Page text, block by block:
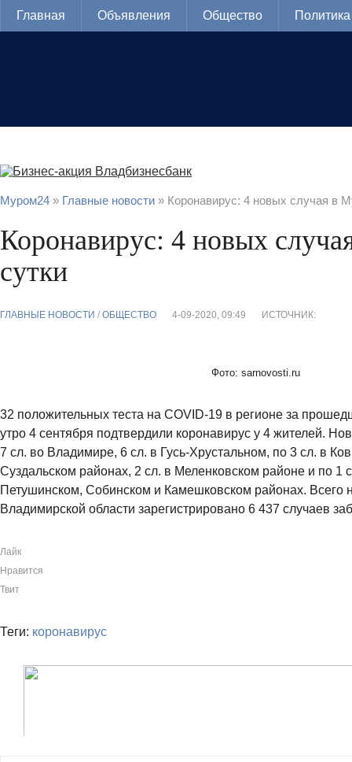
Главная Объявления Общество Политика
Муром24 » Главные новости » Коронавирус: 4 новых случая в
Коронавирус: 4 новых
сутки
ГЛАВНЫЕ НОВОСТИ / ОБЩЕСТВО 4-09-2020, 09:49 ИСТОЧНИК:
Фото: sarnovosti.ru
32 положительных теста на COVID-19 в регионе за
утро 4 сентября подтвердили коронавирус у 4 жителей.
7 сл. во Владимире, 6 сл. в Гусь-Хрустальном, по 3 сл. в
Суздальском районах, 2 сл. в Меленковском районе и по 1
Петушинском, Собинском и Камешковском районах. Всего
Владимирской области зарегистрировано 6 437 случаев
Лайк
Нравится
Твит
Теги: коронавирус